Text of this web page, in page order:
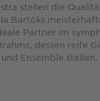
stellen die
Bartóks
Partner im
dessen reife
Ensemble stellen.